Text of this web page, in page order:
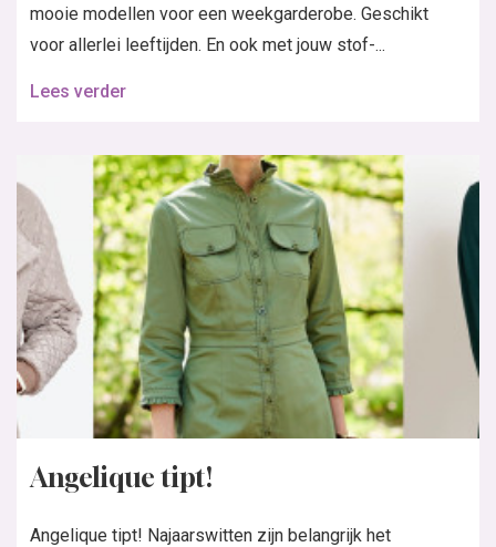
mooie modellen voor een weekgarderobe. Geschikt
voor allerlei leeftijden. En ook met jouw stof-...
Lees verder
Angelique tipt!
Angelique tipt! Najaarswitten zijn belangrijk het